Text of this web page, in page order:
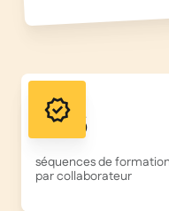
156
séquences de
par collaborateur